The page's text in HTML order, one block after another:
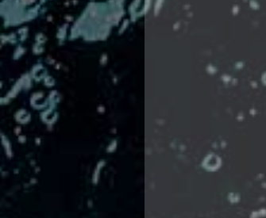
Norme e documenti
Risultati e Classifiche
Graduatorie
Analisi e Approfondimenti
Flash News
Formazione
Sezione Salvamento